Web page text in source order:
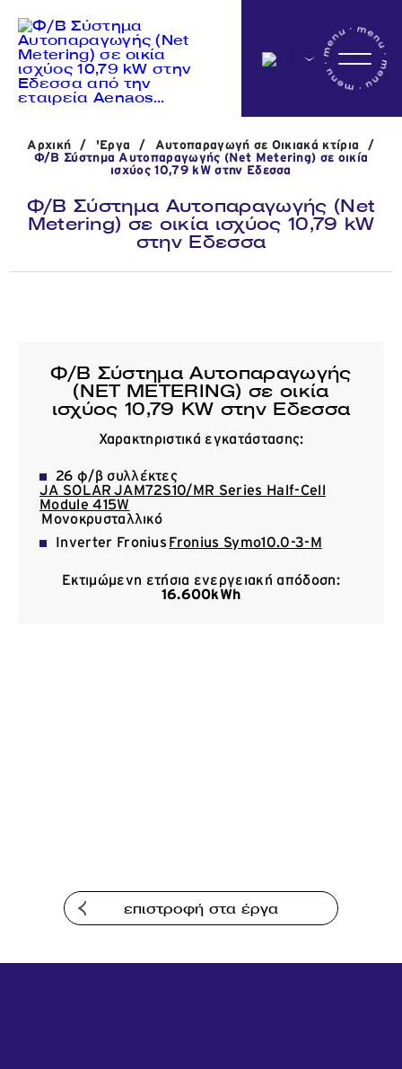
Η εταιρεία
Δραστηριότητες
Νέα
Επικοινωνία
Αρχική / 'Εργα / Αυτοπαραγωγή σε Οικιακά κτίρια
/
Φ/Β Σύστημα Αυτοπαραγωγής (Net Metering) σε οικία
ισχύος 10,79 kW στην Εδεσσα
Φ/Β Σύστημα Αυτοπαραγωγής (Net
Metering) σε οικία ισχύος 10,79 kW
στην Εδεσσα
Φ/Β Σύστημα Αυτοπαραγωγής
(NET METERING) σε οικία
ισχύος 10,79 KW στην Εδεσσα
Χαρακτηριστικά εγκατάστασης:
26 φ/β συλλέκτες
JA SOLAR JAM72S10/MR Series Half-Cell
Module 415W
Μονοκρυσταλλικό
Inverter Fronius Fronius Symo10.0-3-M
Εκτιμώμενη ετήσια ενεργειακή απόδοση:
16.600kWh
επιστροφή στα έργα